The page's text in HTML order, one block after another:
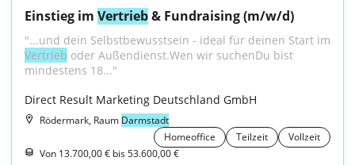
Einstieg im Vertrieb & Fundraising (m/w/d)
Vertrieb oder Außendienst.Wen wir suchenDu bist
mindestens 18..."
Direct Result Marketing Deutschland GmbH
Rödermark, Raum Darmstadt
Homeoffice
Teilzeit
Vollzeit
Von 13.700,00 € bis 53.600,00 €